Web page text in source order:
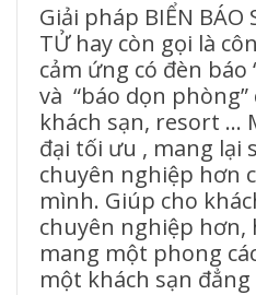
Giải pháp BIỂN BÁO
TỬ hay còn gọi là
cảm ứng có đèn báo
và “báo dọn
khách sạn, resort …
đại tối ưu , mang lại
chuyên nghiệp hơn
mình. Giúp cho
chuyên nghiệp hơn,
mang một phong
một khách sạn đẳng